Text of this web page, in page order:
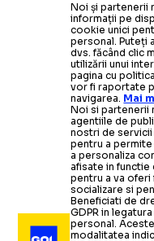
Noi și partenerii
informații pe
cookie unici
personal. Puteți
dvs. făcând clic
utilizării unui
pagina cu
vor fi raportate
navigarea. Mai
Noi si partenerii
agentiile de
nostri de
pentru a
a personaliza
afisate in
pentru a va
socializare si
Beneficiati de
GDPR in
personal.
modalitatea